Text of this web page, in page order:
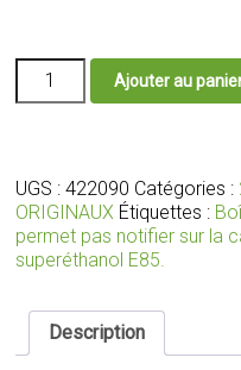
quantité
2.0
wifi
avec
faisceaux
connecteurs
adaptés
pour
Ajouter au
UGS :422090 Catégories :
ORIGINAUX Étiquettes :
permet pas notifier sur la
superéthanol E85.
Description